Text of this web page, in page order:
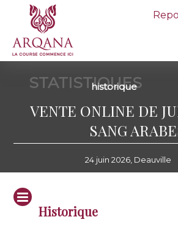
STATISTIQUES
historique
VENTE ONLINE DE
SANG
24 juin 2026, Deauville
Historique